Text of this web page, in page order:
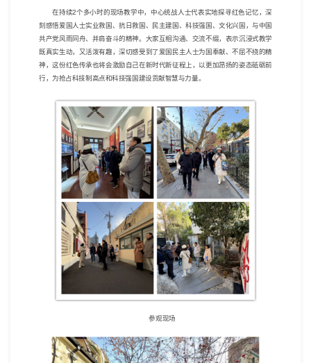
在持续2个多小时的现场教学中，中心统战人士代表实地探寻红色记忆，深
刻感悟爱国人士实业救国、抗日救国、民主建国、科技强国、文化兴国，与中国
共产党风雨同舟、并肩奋斗的精神。大家互相沟通、交流不缀，表示沉浸式教学
既真实生动，又活泼有趣，深切感受到了爱国民主人士为国奉献、不屈不挠的精
神，这份红色传承也将会激励自己在新时代新征程上，以更加昂扬的姿态砥砺前
行，为抢占科技制高点和科技强国建设贡献智慧与力量。
参观现场